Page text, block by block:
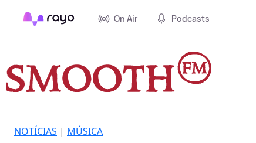
On Air Podcasts
NOTÍCIAS | MÚSICA